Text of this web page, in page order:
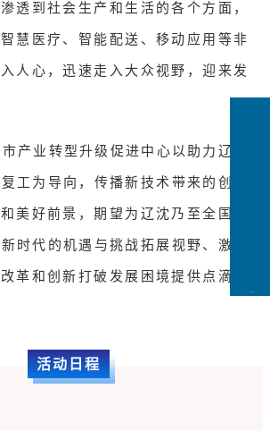
透到社会生产和生活的各个方面，
慧医疗、智能配送、移动应用等非
人心，迅速走入大众视野，迎来发
产业转型升级促进中心以助力辽沈
工为导向，传播新技术带来的创新
美好前景，期望为辽沈乃至全国的
时代的机遇与挑战拓展视野、激发
革和创新打破发展困境提供点滴助
活动日程